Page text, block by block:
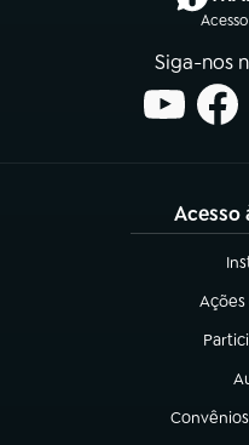
Siga-nos
Acesso
Ações
(abre
(abre
(abre em